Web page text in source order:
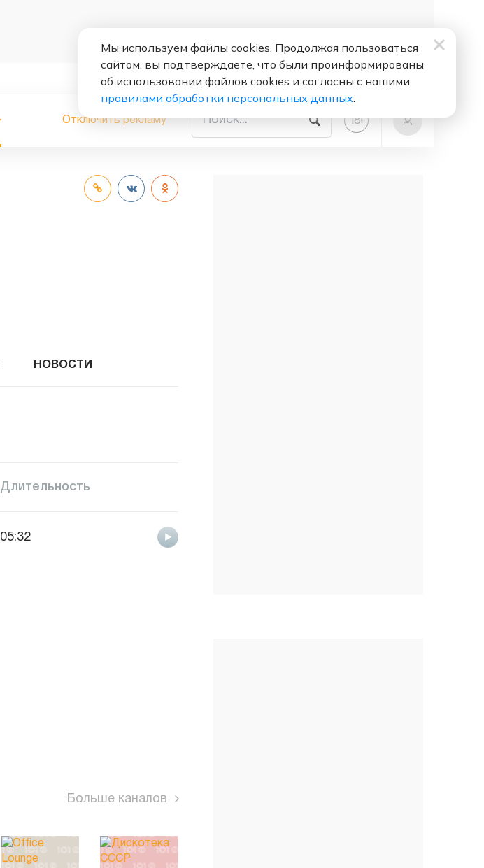
Отключить рекламу 18+
НОВОСТИ
Длительность
05:32
Больше каналов
Мы используем файлы cookies. Продолжая пользоваться
сайтом, вы подтверждаете, что были проинформированы
об использовании файлов cookies и согласны с нашими
правилами обработки персональных данных.